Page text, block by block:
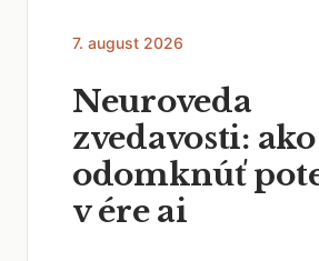
7. august 2026
Neuroveda
zvedavosti: ako
odomknúť
v ére ai